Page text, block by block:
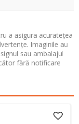
a asigura acuratețea
Imaginile au
sau ambalajul
fără notificare